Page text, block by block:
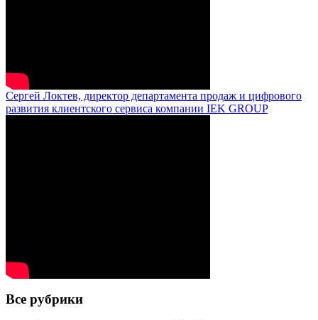
Сергей Локтев, директор департамента продаж и цифрового
развития клиентского сервиса компании IEK GROUP
Все рубрики